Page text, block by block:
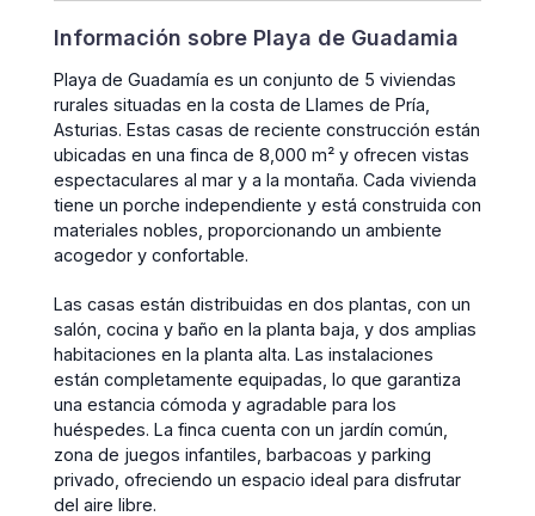
Información sobre Playa de Guadamia
Playa de Guadamía es un conjunto de 5 viviendas
rurales situadas en la costa de Llames de Pría,
Asturias. Estas casas de reciente construcción están
ubicadas en una finca de 8,000 m² y ofrecen vistas
espectaculares al mar y a la montaña. Cada vivienda
tiene un porche independiente y está construida con
materiales nobles, proporcionando un ambiente
acogedor y confortable.
Las casas están distribuidas en dos plantas, con un
salón, cocina y baño en la planta baja, y dos amplias
habitaciones en la planta alta. Las instalaciones
están completamente equipadas, lo que garantiza
una estancia cómoda y agradable para los
huéspedes. La finca cuenta con un jardín común,
zona de juegos infantiles, barbacoas y parking
privado, ofreciendo un espacio ideal para disfrutar
del aire libre.